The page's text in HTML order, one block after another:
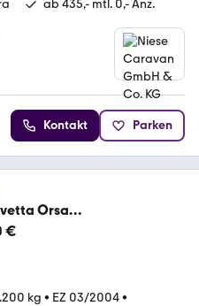
ab 435,- mtl. 0,- Anz.
Kontakt Parken
Orsa
Hubbett/Markise/AHK/Fi
€
kg • EZ 03/2004•